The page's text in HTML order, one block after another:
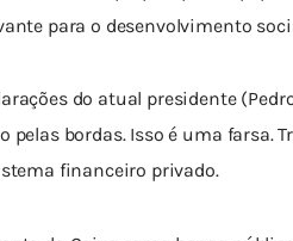
para o desenvolvimento
do atual presidente
bordas. Isso é uma farsa.
financeiro privado.